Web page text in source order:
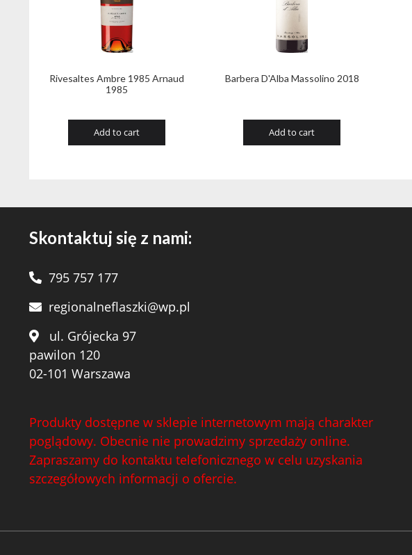
Rivesaltes Ambre 1985 Arnaud
1985
Add to cart
Barbera D'Alba Massolino 2018
Add to cart
Skontaktuj się z nami:
795 757 177
regionalneflaszki@wp.pl
ul. Grójecka 97
pawilon 120
02-101 Warszawa
Produkty dostępne w sklepie internetowym mają charakter
poglądowy. Obecnie nie prowadzimy sprzedaży online.
Zapraszamy do kontaktu telefonicznego w celu uzyskania
szczegółowych informacji o ofercie.